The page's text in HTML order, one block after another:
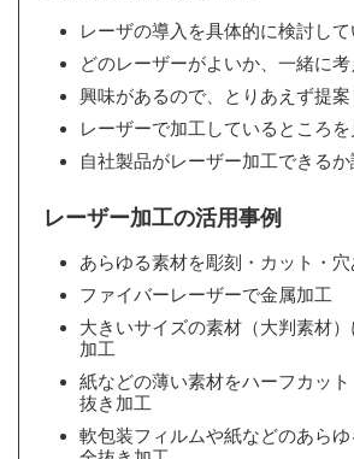
レーザの導入を具体的に検討して
どのレーザーがよいか、一緒に
興味があるので、とりあえず提
レーザーで加工しているところ
自社製品がレーザー加工できる
レーザー加工の活用事例
あらゆる素材を彫刻・カット・
ファイバーレーザーで金属加工
大きいサイズの素材（大判素材
加工
紙などの薄い素材をハーフカッ
抜き加工
軟包装フィルムや紙などのあら